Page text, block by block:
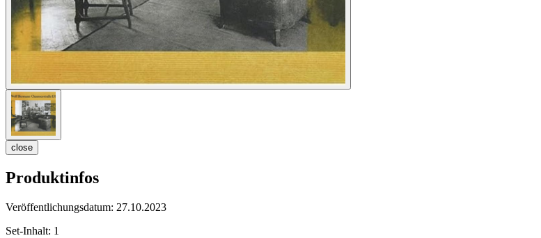
close
Produktinfos
Veröffentlichungsdatum: 27.10.2023
Set-Inhalt: 1